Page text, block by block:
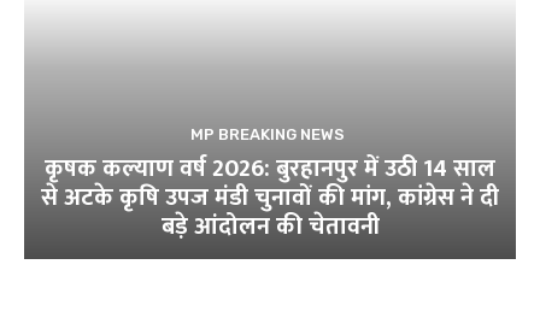
MP BREAKING NEWS
कृषक कल्याण वर्ष 2026: बुरहानपुर में उठी 14 साल
से अटके कृषि उपज मंडी चुनावों की मांग, कांग्रेस ने दी
बड़े आंदोलन की चेतावनी